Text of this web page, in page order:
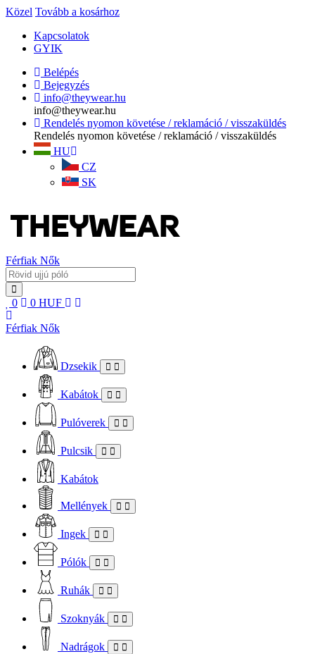
Közel Tovább a kosárhoz
Kapcsolatok
GYIK
Belépés
Bejegyzés
info@theywear.hu
info@theywear.hu
Rendelés nyomon követése / reklamáció / visszaküldés
Rendelés nyomon követése / reklamáció / visszaküldés
HU
CZ
SK
Férfiak Nők
0 0 HUF
Férfiak Nők
Dzsekik
Kabátok
Pulóverek
Pulcsik
Kabátok
Mellények
Ingek
Pólók
Ruhák
Szoknyák
Nadrágok